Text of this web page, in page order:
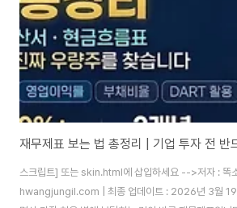
이 손실로 이어지고, ..
스크립트] 또는 skin.html에 삽입하세요 -->저자 : 똑소
hwangjungil.com | 최종 업데이트 : 2026년 3월 19